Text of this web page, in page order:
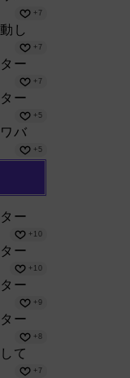
+7
し
+7
ー
+7
ー
+5
バ
+5
ー
+10
ー
+10
ー
+9
ー
+8
て
+7